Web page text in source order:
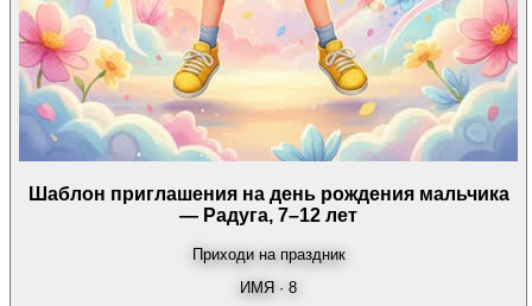
Шаблон приглашения на день рождения мальчика
— Радуга, 7–12 лет
Приходи на праздник
ИМЯ · 8